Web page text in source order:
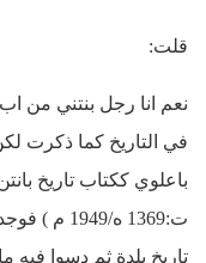
قلت:
نعم انا رجل بنتني من
في التاريخ كما ذكرت
باعلوي ككتاب تاريخ
ت:1369 ه/
تاريخ بلدة ثم دسوا فيه